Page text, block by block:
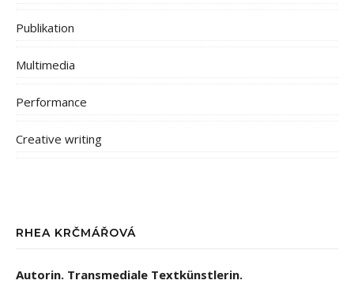
Publikation
Multimedia
Performance
Creative writing
RHEA KRČMÁŘOVÁ
Autorin. Transmediale Textkünstlerin.